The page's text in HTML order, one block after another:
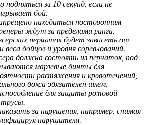
подняться за 10 секунд, если не
бой.
находиться посторонним
ждут за пределами ринга.
перчаток будет зависеть от
веса бойцов и уровня соревнований.
должна состоять из перчаток, под
марлевые бинты для
растяжения и кровотечений,
бокса обязателен шлем,
для защиты ротовой
трусы.
за нарушения, например, снимая
нарушителя.